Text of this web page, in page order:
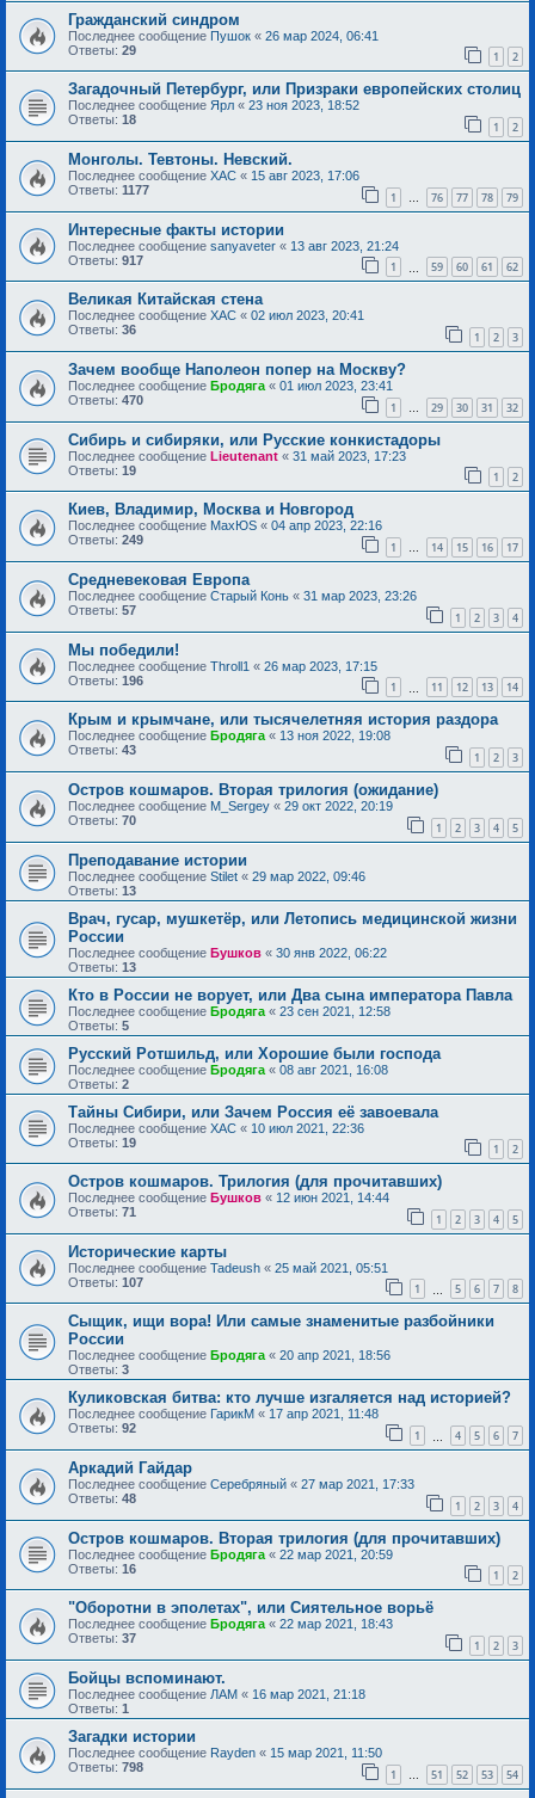
Гражданский синдром
Последнее сообщение Пушок « 26 мар 2024, 06:41
Ответы: 29 1 2
Загадочный Петербург, или Призраки европейских столиц
Последнее сообщение Ярл « 23 ноя 2023, 18:52
Ответы: 18 1 2
Монголы. Тевтоны. Невский.
Последнее сообщение ХАС « 15 авг 2023, 17:06
Ответы: 1177 1 … 76 77 78 79
Интересные факты истории
Последнее сообщение sanyaveter « 13 авг 2023, 21:24
Ответы: 917 1 59 60 61 62
Великая Китайская стена
Последнее сообщение ХАС « 02 июл 2023, 20:41
Ответы: 36 1 2 3
Зачем вообще Наполеон попер на Москву?
Последнее сообщение Бродяга « 01 июл 2023, 23:41
Ответы: 470 1 … 29 30 31 32
Сибирь и сибиряки, или Русские конкистадоры
Последнее сообщение Lieutenant « 31 май 2023, 17:23
Ответы: 19 1 2
Киев, Владимир, Москва и Новгород
Последнее сообщение MaxЮS « 04 апр 2023, 22:16
Ответы: 249 1 … 14 15 16 17
Средневековая Европа
Последнее сообщение Старый Конь « 31 мар 2023, 23:26
Ответы: 57 1 2 3 4
Мы победили!
Последнее сообщение Throll1 « 26 мар 2023, 17:15
Ответы: 196 1 11 12 13 14
Крым и крымчане, или тысячелетняя история раздора
Последнее сообщение Бродяга « 13 ноя 2022, 19:08
Ответы: 43 1 2 3
Остров кошмаров. Вторая трилогия (ожидание)
Последнее сообщение M_Sergey « 29 окт 2022, 20:19
Ответы: 70 1 2 3 4 5
Преподавание истории
Последнее сообщение Stilet « 29 мар 2022, 09:46
Ответы: 13
Врач, гусар, мушкетёр, или Летопись медицинской жизни
России
Последнее сообщение Бушков « 30 янв 2022, 06:22
Ответы: 13
Кто в России не ворует, или Два сына императора Павла
Последнее сообщение Бродяга « 23 сен 2021, 12:58
Ответы: 5
Русский Ротшильд, или Хорошие были господа
Последнее сообщение Бродяга « 08 авг 2021, 16:08
Ответы: 2
Тайны Сибири, или Зачем Россия её завоевала
Последнее сообщение ХАС « 10 июл 2021, 22:36
Ответы: 19 1 2
Остров кошмаров. Трилогия (для прочитавших)
Последнее сообщение Бушков « 12 июн 2021, 14:44
Ответы: 71 1 2 3 4 5
Исторические карты
Последнее сообщение Tadeush « 25 май 2021, 05:51
Ответы: 107 1 5 6 7 8
Сыщик, ищи вора! Или самые знаменитые разбойники
России
Последнее сообщение Бродяга« 20 апр 2021, 18:56
Ответы: 3
Куликовская битва: кто лучше изгаляется над историей?
Последнее сообщение ГарикМ « 17 апр 2021, 11:48
Ответы: 92 1 4 5 6 7
Аркадий Гайдар
Последнее сообщение Серебряный « 27 мар 2021, 17:33
Ответы: 48 1 2 3 4
Остров кошмаров. Вторая трилогия (для прочитавших)
Последнее сообщение Бродяга « 22 мар 2021, 20:59
Ответы: 16 1 2
"Оборотни в эполетах", или Сиятельное ворьё
Последнее сообщение Бродяга « 22 мар 2021, 18:43
Ответы: 37 1 2 3
Бойцы вспоминают.
Последнее сообщение ЛАМ « 16 мар 2021, 21:18
Ответы: 1
Загадки истории
Последнее сообщение Rayden « 15 мар 2021, 11:50
Ответы: 798 1 … 51 52 53 54